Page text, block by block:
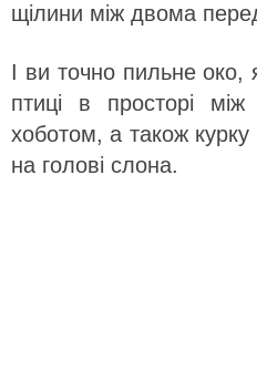
щілини між двома
І ви точно пильне
птиці в просторі
хоботом, а також курку
на голові слона.